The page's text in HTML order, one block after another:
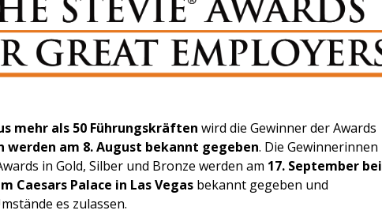
mehr als 50 Führungskräften wird die Gewinner der Awards
werden am 8. August bekannt gegeben. Die Gewinnerinnen
in Gold, Silber und Bronze werden am 17. September bei
Caesars Palace in Las Vegas bekannt gegeben und
es zulassen.